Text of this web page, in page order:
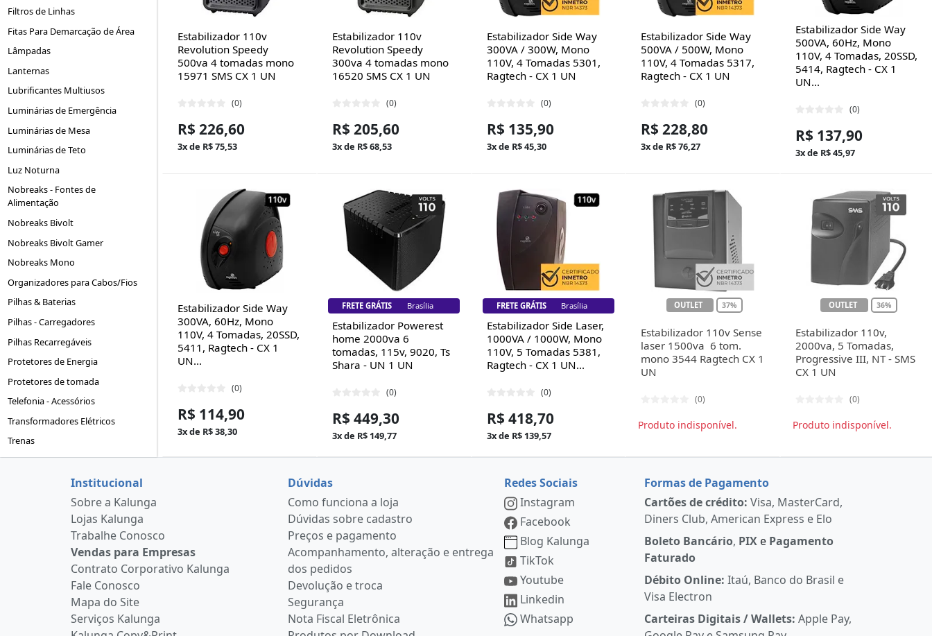
Filtros de Linhas
Fitas Para Demarcação de Área
Lâmpadas
Lanternas
Lubrificantes Multiusos
Luminárias de Emergência
Luminárias de Mesa
Luminárias de Teto
Luz Noturna
Nobreaks - Fontes de
Alimentação
Nobreaks Bivolt
Nobreaks Bivolt Gamer
Nobreaks Mono
Organizadores para Cabos/Fios
Pilhas & Baterias
Pilhas - Carregadores
Pilhas Recarregáveis
Protetores de Energia
Protetores de tomada
Telefonia - Acessórios
Transformadores Elétricos
Trenas
Estabilizador 110v
Revolution Speedy
500va 4 tomadas mono
15971 SMS CX 1 UN
(0)
R$ 226,60
3x de R$ 75,53
Estabilizador 110v
Revolution Speedy
300va 4 tomadas mono
16520 SMS CX 1 UN
(0)
R$ 205,60
3x de R$ 68,53
Estabilizador Side Way
300VA / 300W, Mono
110V, 4 Tomadas 5301,
Ragtech - CX 1 UN
(0)
R$ 135,90
3x de R$ 45,30
Estabilizador Side Way
500VA / 500W, Mono
110V, 4 Tomadas 5317,
Ragtech - CX 1 UN
(0)
R$ 228,80
3x de R$ 76,27
Estabilizador Side Way
500VA, 60Hz, Mono
110V, 4 Tomadas, 20SSD,
5414, Ragtech - CX 1
UN...
(0)
R$ 137,90
3x de R$ 45,97
Estabilizador Side Way
300VA, 60Hz, Mono
110V, 4 Tomadas, 20SSD,
5411, Ragtech - CX 1
UN...
(0)
R$ 114,90
3x de R$ 38,30
FRETE GRÁTIS Brasília
Estabilizador Powerest
home 2000va 6
tomadas, 115v, 9020, Ts
Shara - UN 1 UN
(0)
R$ 449,30
3x de R$ 149,77
FRETE GRÁTIS Brasília
Estabilizador Side Laser,
1000VA / 1000W, Mono
110V, 5 Tomadas 5381,
Ragtech - CX 1 UN...
(0)
R$ 418,70
3x de R$ 139,57
OUTLET 37%
Estabilizador 110v Sense
laser 1500va 6 tom.
mono 3544 Ragtech CX 1
UN
(0)
Produto indisponível.
OUTLET 36%
Estabilizador 110v,
2000va, 5 Tomadas,
Progressive III, NT - SMS
CX 1 UN
(0)
Produto indisponível.
Institucional
Sobre a Kalunga
Lojas Kalunga
Trabalhe Conosco
Vendas para Empresas
Contrato Corporativo Kalunga
Fale Conosco
Mapa do Site
Serviços Kalunga
Dúvidas
Como funciona a loja
Dúvidas sobre cadastro
Preços e pagamento
Acompanhamento, alteração e entrega
dos pedidos
Devolução e troca
Segurança
Nota Fiscal Eletrônica
Redes Sociais
Instagram
Facebook
Blog Kalunga
TikTok
Youtube
Linkedin
Whatsapp
Formas de Pagamento
Cartões de crédito: Visa, MasterCard,
Diners Club, American Express e Elo
Boleto Bancário, PIX e Pagamento
Faturado
Débito Online: Itaú, Banco do Brasil e
Visa Electron
Carteiras Digitais / Wallets:Apple Pay,